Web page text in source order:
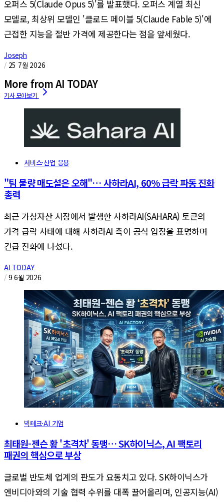
오퍼스 5(Claude Opus 5)'를 발표했다. 오퍼스 계열 최신
모델로, 최상위 모델인 '클로드 페이블 5(Claude Fable 5)'에
근접한 지능을 절반 가격에 제공한다는 점을 앞세웠다.
Joseph
/ 25 7월 2026
More from AI TODAY
서비스·산업 응용
"팀 물량 매도설은 오해"… 사하라AI, 60% 급락 파동 진화
총력
최근 가상자산 시장에서 발생한 사하라AI(SAHARA) 토큰의
가격 급락 사태에 대해 사하라AI 측이 공식 입장을 표명하며
긴급 진화에 나섰다.
AI TODAY
/ 9 6월 2026
빅테크·AI 기업
최태원-젠슨 황 '초격차' 동맹… SK하이닉스, AI 팩토리
패권의 핵심으로 부상
글로벌 반도체 업계의 판도가 요동치고 있다. SK하이닉스가
엔비디아와의 기술 협력 수위를 대폭 끌어올리며, 인공지능(AI)